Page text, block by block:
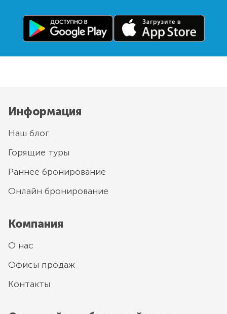
Информация
Наш блог
Горящие туры
Раннее бронирование
Онлайн бронирование
Компания
О нас
Офисы продаж
Контакты